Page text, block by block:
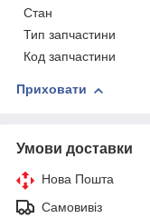
Стан
Тип запчастини
Код запчастини
Приховати
Умови доставки
Нова Пошта
Самовивіз